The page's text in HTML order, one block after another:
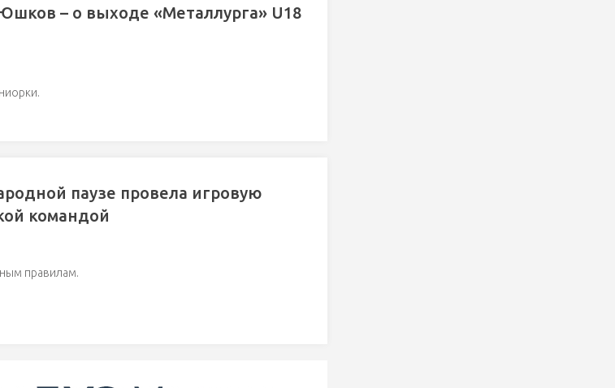
– о выходе «Металлурга» U18
паузе провела игровую
командой
правилам.